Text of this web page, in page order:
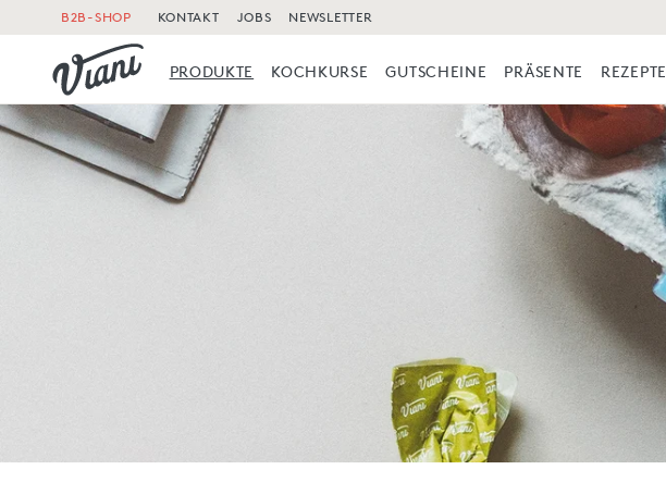
B2B-SHOP KONTAKT JOBS NEWSLETTER
PRODUKTE KOCHKURSE GUTSCHEINE PRÄSENTE REZEPTE